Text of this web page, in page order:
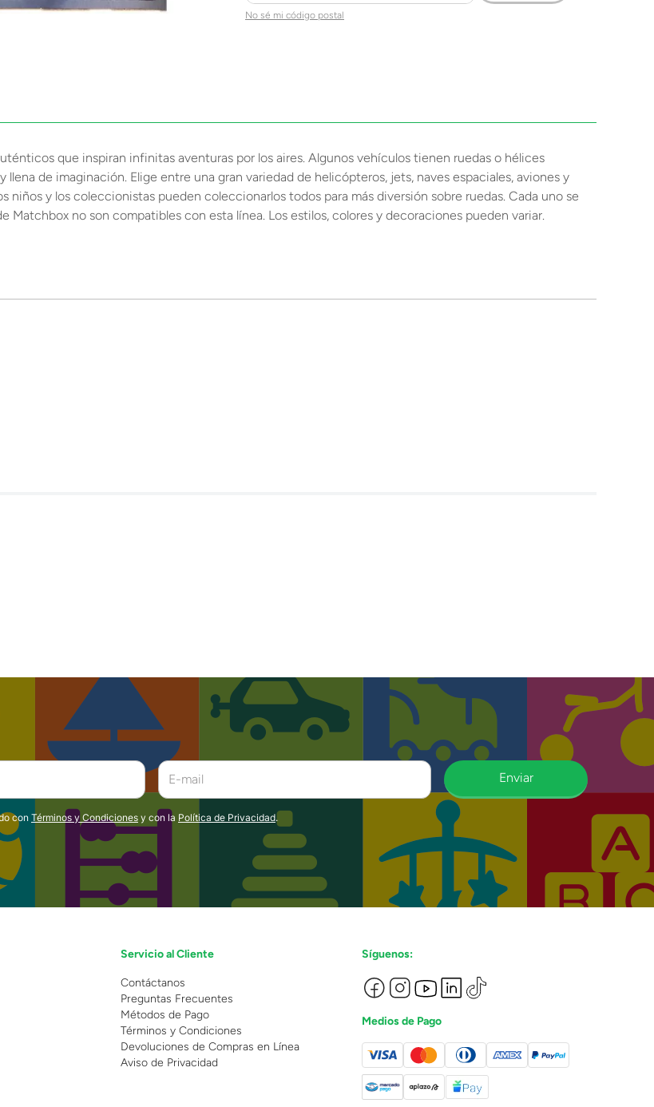
No sé mi código postal
que inspiran infinitas aventuras por los aires. Algunos vehículos tienen ruedas o hélices
de imaginación. Elige entre una gran variedad de helicópteros, jets, naves espaciales, aviones y
niños y los coleccionistas pueden coleccionarlos todos para más diversión sobre ruedas. Cada uno se
Matchbox no son compatibles con esta línea. Los estilos, colores y decoraciones pueden variar.
Enviar
con Términos y Condiciones y con la Política de Privacidad.
Servicio al Cliente
Contáctanos
Preguntas Frecuentes
Métodos de Pago
Términos y Condiciones
Devoluciones de Compras en Línea
Aviso de Privacidad
Síguenos:
Medios de Pago